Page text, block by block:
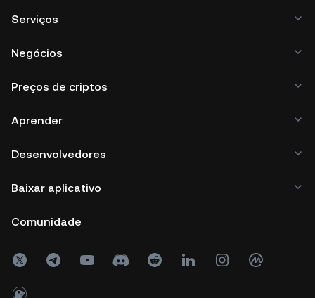
Serviços
Negócios
Preços de criptos
Aprender
Desenvolvedores
Baixar aplicativo
Comunidade